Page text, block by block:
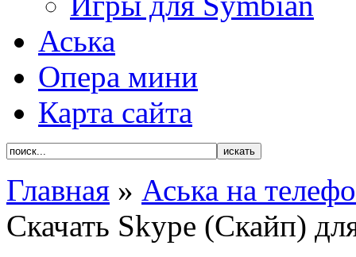
Аська
Опера мини
Карта сайта
Главная » Аська на
Скачать Skype (Скайп)